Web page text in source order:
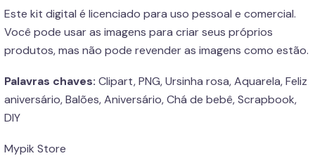
Este kit digital é licenciado para uso pessoal e comercial.
Você pode usar as imagens para criar seus próprios
produtos, mas não pode revender as imagens como estão.
Palavras chaves: Clipart, PNG, Ursinha rosa, Aquarela, Feliz
aniversário, Balões, Aniversário, Chá de bebê, Scrapbook,
DIY
Mypik Store